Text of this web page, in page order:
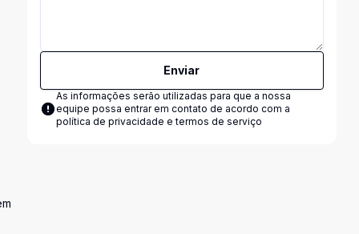
Enviar
As informações serão utilizadas para que a nossa
equipe possa entrar em contato de acordo com a
política de privacidade e termos de serviço